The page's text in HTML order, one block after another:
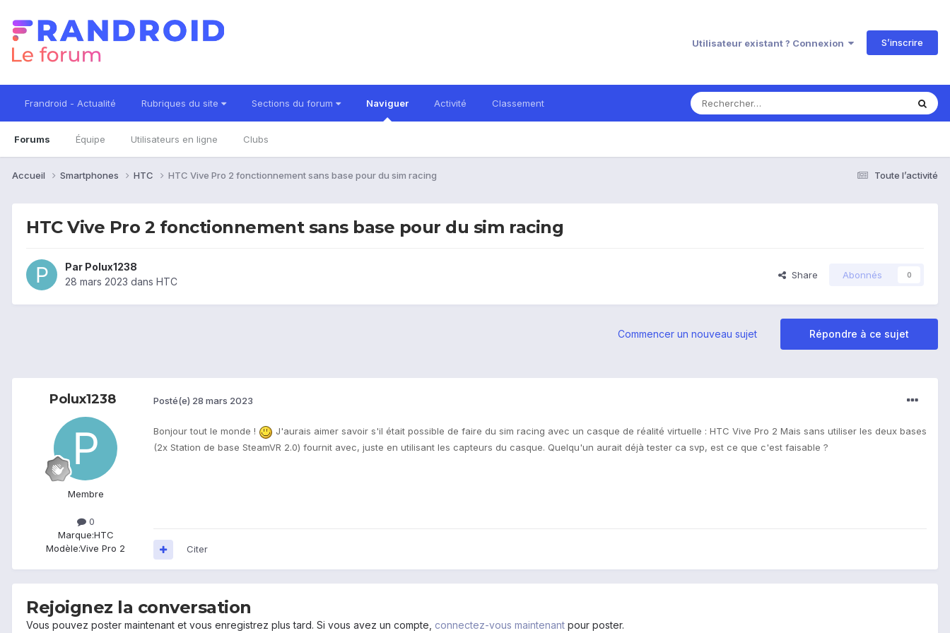
Utilisateur existant ? Connexion S’inscrire
Frandroid - Actualité Rubriques du site Sections du forum Naviguer
Forums Équipe Utilisateurs en ligne Clubs
Activité Classement
Toute l’activité
Accueil Smartphones HTC HTC Vive Pro 2 fonctionnement sans base pour du sim racing
HTC Vive Pro 2 fonctionnement sans base pour du sim racing
Par Polux1238
28 mars 2023 dans HTC
Share Abonnés 0
Répondre à ce sujet
Commencer un nouveau sujet
Polux1238
Membre
0
Marque:HTC
Modèle:Vive Pro 2
Posté(e) 28 mars 2023
Bonjour tout le monde ! J'aurais aimer savoir s'il était possible de faire du sim racing avec un casque de réalité virtuelle : HTC Vive Pro 2 Mais sans utiliser les deux bases
(2x Station de base SteamVR 2.0) fournit avec, juste en utilisant les capteurs du casque. Quelqu'un aurait déjà tester ca svp, est ce que c'est faisable ?
Citer
Rejoignez la conversation
Vous pouvez poster maintenant et vous enregistrez plus tard. Si vous avez un compte, connectez-vous maintenant pour poster.